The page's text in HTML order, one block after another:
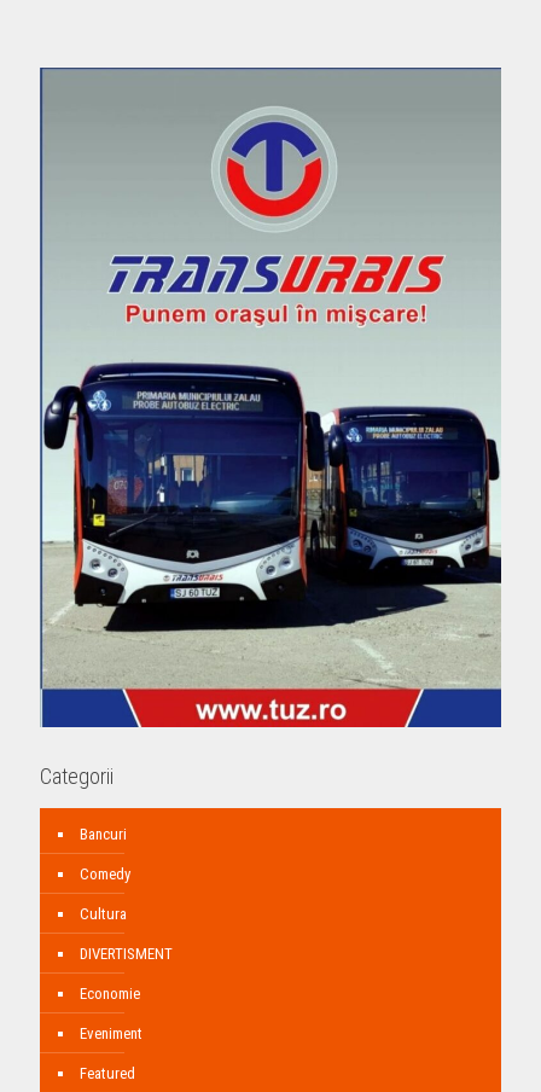
Categorii
Bancuri
Comedy
Cultura
DIVERTISMENT
Economie
Eveniment
Featured